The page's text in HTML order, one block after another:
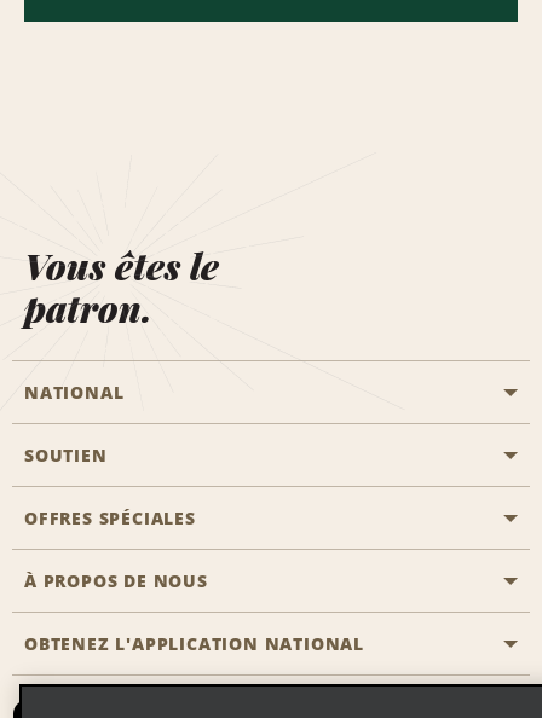
Vous êtes le
patron.
NATIONAL
Aviation générale
Emplacements Emerald Aisle
Agents de voyage
Réserver un véhicule pour quelqu'un d'autre
SOUTIEN
Clients ayant un handicap
Nous contacter
FAQ
OFFRES SPÉCIALES
Toutes les offres
Abonnement aux courriels
À PROPOS DE NOUS
Histoire de l’entreprise
Nouvelles et histoires
OBTENEZ L'APPLICATION NATIONAL